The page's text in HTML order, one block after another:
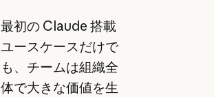
最初の Claude 搭載
ユースケースだけで
も、チームは組織全
体で大きな価値を生